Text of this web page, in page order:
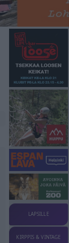
LAPSILLE
KIRPPIS & VINTAGE